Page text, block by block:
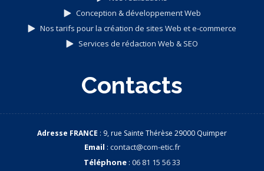
Conception & développement Web
Nos tarifs pour la création de sites Web et e-commerce
Services de rédaction Web & SEO
Contacts
Adresse FRANCE : 9, rue Sainte Thérèse 29000 Quimper
Email : contact@com-etic.fr
Téléphone : 06 81 15 56 33